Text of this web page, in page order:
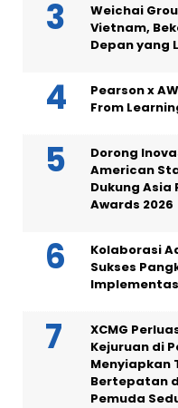
Weichai
Vietnam,
Depan yang
Pearson x
From
Dorong
American
Dukung
Awards 2026
Kolaborasi
Sukses
XCMG
Kejuruan di
Menyiapkan
Bertepatan
Pemuda